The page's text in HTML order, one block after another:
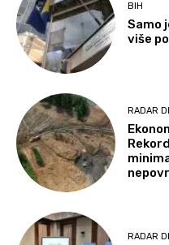
BIH
Samo
više
RADAR
RADAR